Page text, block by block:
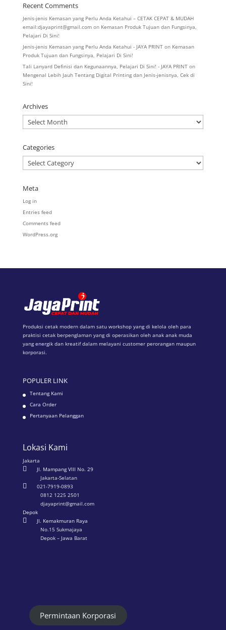
Recent Comments
Jenis-jenis Kemasan yang Perlu Anda Ketahui – CETAK CEPAT & MUDAH
email:djayaprint@gmail.comon Kemasan Produk Tujuan dan Fungsinya,
Pelajari Di Sini!
Jenis-jenis Kemasan yang Perlu Anda Ketahui - JAYA PRINTon Kemasan
Produk Tujuan dan Fungsinya, Pelajari Di Sini!
Tali Lanyard Definisi dan Kegunaannya, Pelajari Di Sini! - JAYA PRINTon
Mengenal Lebih Jauh Tentang Digital Printing dan Jenis-jenisnya, Cek di
Sini!
Archives
Archives
Categories
Categories
Meta
Log in
Entries feed
Comments feed
WordPress.org
Produksi cetak modern dalam satu workshop yang di kelola oleh para
praktisi cetak berpenglaman yang di operasikan oleh anak anak muda
yang energik dan kreatif dalam melayani customer perorangan maupun
korporasi.
POPULER LINK
Tentang Kami
Cara Order
Pertanyaan Pelanggan
Lokasi Kami
Jakarta

Jl. Mampang VIII No. 29
Jakarta-Selatan

021-7919-0893
0812 1225 2501
djayaprint@gmail.com
Depok

Jl. Kemakmuran Raya
No.15 Sukmajaya
Depok – Jawa Barat
Permintaan Korporasi